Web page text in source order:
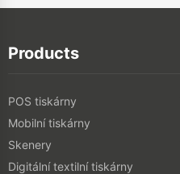
Products
POS tiskárny
Mobilní tiskárny
Skenery
Digitální textilní tiskárny